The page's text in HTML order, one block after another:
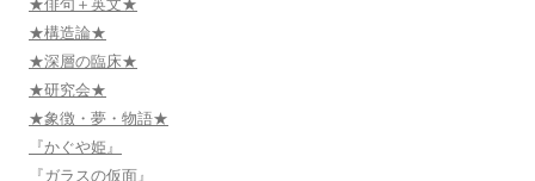
★構造論★
★深層の臨床★
★研究会★
★象徴・夢・物語★
『かぐや姫』
『ガラスの仮面』